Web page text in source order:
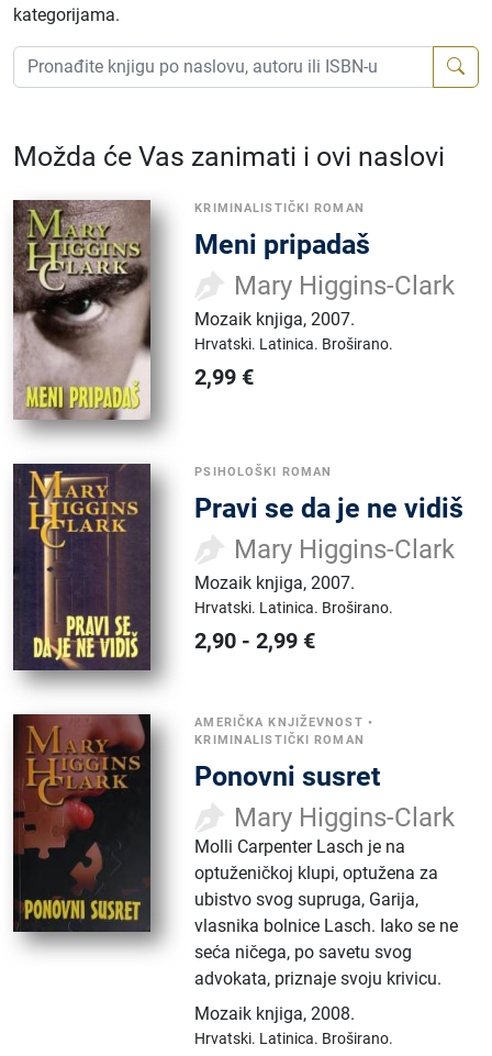
kategorijama.
Možda će Vas zanimati i ovi naslovi
KRIMINALISTIČKI ROMAN
Meni pripadaš
Mary Higgins-Clark
Mozaik knjiga,2007.
Hrvatski. Latinica. Broširano.
2,99 €
PSIHOLOŠKI ROMAN
Pravi se da je ne vidiš
Mary Higgins-Clark
Mozaik knjiga,2007.
Hrvatski. Latinica. Broširano.
2,90 -2,99 €
AMERIČKA KNJIŽEVNOST •
KRIMINALISTIČKI ROMAN
Ponovni susret
Mary Higgins-Clark
Molli Carpenter Lasch je na
optuženičkoj klupi, optužena za
ubistvo svog supruga, Garija,
vlasnika bolnice Lasch. Iako se ne
seća ničega, po savetu svog
advokata, priznaje svoju krivicu.
Mozaik knjiga,2008.
Hrvatski. Latinica. Broširano.